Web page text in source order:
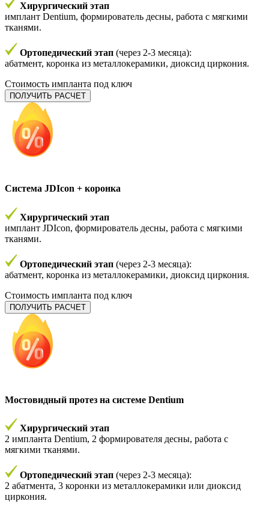
Хирургический этап
имплант Dentium, формирователь десны, работа с мягкими
тканями.
Ортопедический этап (через 2-3 месяца):
абатмент, коронка из металлокерамики, диоксид циркония.
Стоимость импланта под ключ
ПОЛУЧИТЬ РАСЧЕТ
Система JDIcon + коронка
Хирургический этап
имплант JDIcon, формирователь десны, работа с мягкими
тканями.
Ортопедический этап (через 2-3 месяца):
абатмент, коронка из металлокерамики, диоксид циркония.
Стоимость импланта под ключ
ПОЛУЧИТЬ РАСЧЕТ
Мостовидный протез на системе Dentium
Хирургический этап
2 импланта Dentium, 2 формирователя десны, работа с
мягкими тканями.
Ортопедический этап (через 2-3 месяца):
2 абатмента, 3 коронки из металлокерамики или диоксид
циркония.